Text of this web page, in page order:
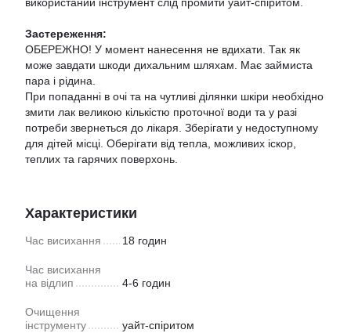
використаний інструмент слід промити уайт-спіритом.
Застереження:
ОБЕРЕЖНО! У момент нанесення не вдихати. Так як
може завдати шкоди дихальним шляхам. Має займиста
пара і рідина.
При попаданні в очі та на чутливі ділянки шкіри необхідно
змити лак великою кількістю проточної води та у разі
потреби звернеться до лікаря. Зберігати у недоступному
для дітей місці. Оберігати від тепла, можливих іскор,
теплих та гарячих поверхонь.
Характеристики
Час висихання 18 годин
Час висихання
на відлип
4-6 годин
Очищення
інструменту
уайт-спіритом